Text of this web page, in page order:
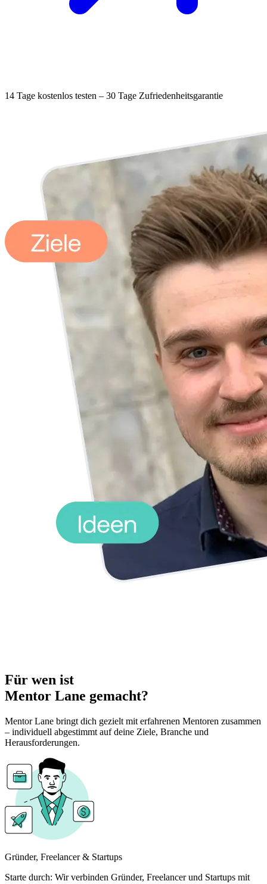
14 Tage kostenlos testen – 30 Tage Zufriedenheitsgarantie
Für wen ist
Mentor Lane gemacht?
Mentor Lane bringt dich gezielt mit erfahrenen Mentoren zusammen
– individuell abgestimmt auf deine Ziele, Branche und
Herausforderungen.
Gründer, Freelancer & Startups
Starte durch: Wir verbinden Gründer, Freelancer und Startups mit